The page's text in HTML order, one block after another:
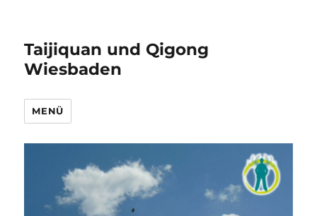
Taijiquan und Qigong
Wiesbaden
MENÜ